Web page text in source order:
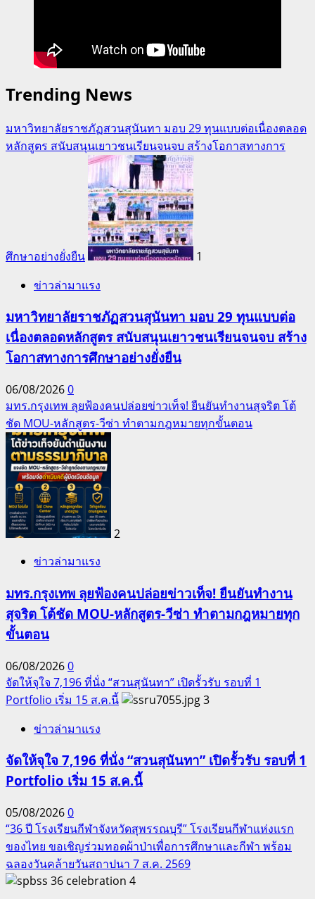
Trending News
มหาวิทยาลัยราชภัฏสวนสุนันทา มอบ 29 ทุนแบบต่อเนื่องตลอด
หลักสูตร สนับสนุนเยาวชนเรียนจนจบ สร้างโอกาสทางการ
ศึกษาอย่างยั่งยืน
1
ข่าวล่ามาแรง
มหาวิทยาลัยราชภัฏสวนสุนันทา มอบ 29 ทุนแบบต่อ
เนื่องตลอดหลักสูตร สนับสนุนเยาวชนเรียนจนจบ สร้าง
โอกาสทางการศึกษาอย่างยั่งยืน
06/08/20260
มทร.กรุงเทพ ลุยฟ้องคนปล่อยข่าวเท็จ! ยืนยันทำงานสุจริต โต้
ชัด MOU-หลักสูตร-วีซ่า ทำตามกฎหมายทุกขั้นตอน
2
ข่าวล่ามาแรง
มทร.กรุงเทพ ลุยฟ้องคนปล่อยข่าวเท็จ! ยืนยันทำงาน
สุจริต โต้ชัด MOU-หลักสูตร-วีซ่า ทำตามกฎหมายทุก
ขั้นตอน
06/08/20260
จัดให้จุใจ 7,196 ที่นั่ง “สวนสุนันทา” เปิดรั้วรับ รอบที่ 1
Portfolio เริ่ม 15 ส.ค.นี้
3
ข่าวล่ามาแรง
จัดให้จุใจ 7,196 ที่นั่ง “สวนสุนันทา” เปิดรั้วรับ รอบที่ 1
Portfolio เริ่ม 15 ส.ค.นี้
05/08/20260
“36 ปี โรงเรียนกีฬาจังหวัดสุพรรณบุรี” โรงเรียนกีฬาแห่งแรก
ของไทย ขอเชิญร่วมทอดผ้าป่าเพื่อการศึกษาและกีฬา พร้อม
ฉลองวันคล้ายวันสถาปนา 7 ส.ค. 2569
4